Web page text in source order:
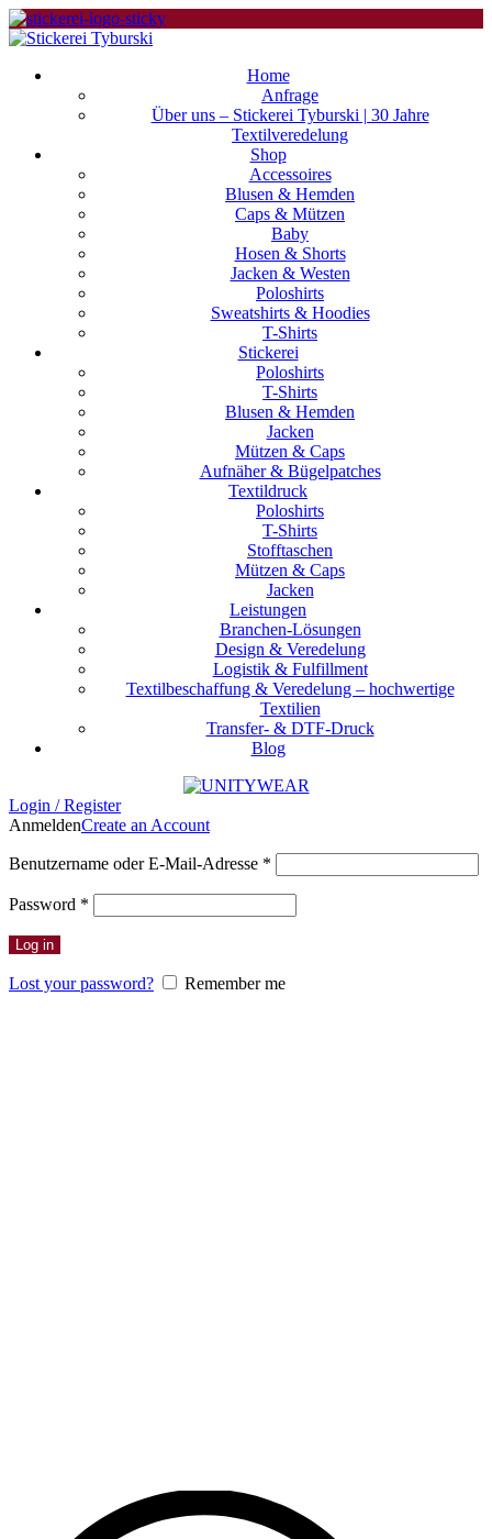
Home
Anfrage
Über uns – Stickerei Tyburski | 30 Jahre
Textilveredelung
Shop
Accessoires
Blusen & Hemden
Caps & Mützen
Baby
Hosen & Shorts
Jacken & Westen
Poloshirts
Sweatshirts & Hoodies
T-Shirts
Stickerei
Poloshirts
T-Shirts
Blusen & Hemden
Jacken
Mützen & Caps
Aufnäher & Bügelpatches
Textildruck
Poloshirts
T-Shirts
Stofftaschen
Mützen & Caps
Jacken
Leistungen
Branchen-Lösungen
Design & Veredelung
Logistik & Fulfillment
Textilbeschaffung & Veredelung – hochwertige
Textilien
Transfer- & DTF-Druck
Blog
Login / Register
AnmeldenCreate an Account
Benutzername oder E-Mail-Adresse *
Password *
Log in
Lost your password? Remember me